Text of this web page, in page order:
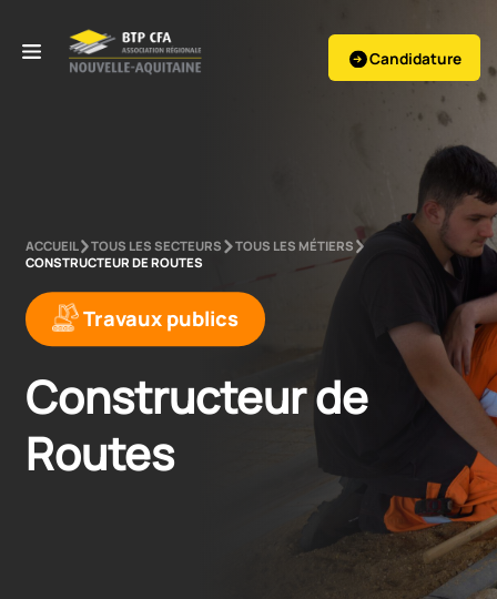
Candidature
ACCUEIL TOUS LES SECTEURS
TOUS LES MÉTIERS
CONSTRUCTEUR DE ROUTES
Travaux publics
Constructeur de
Routes